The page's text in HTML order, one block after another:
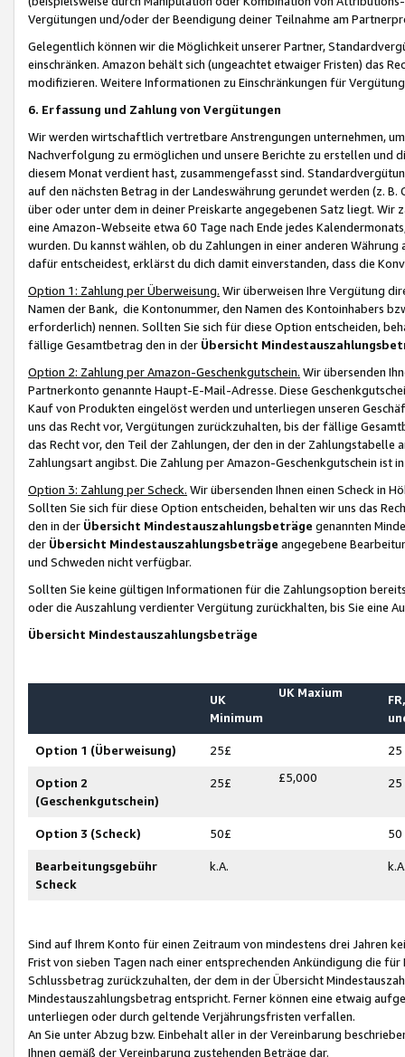
Vergütungen und/oder der Beendigung deiner Teilnahme am
Gelegentlich können wir die Möglichkeit unserer Partner,
einschränken. Amazon behält sich (ungeachtet etwaiger Fristen) das
modifizieren. Weitere Informationen zu Einschränkungen für
6. Erfassung und Zahlung von Vergütungen
Wir werden wirtschaftlich vertretbare Anstrengungen unternehmen,
Nachverfolgung zu ermöglichen und unsere Berichte zu erstellen und
diesem Monat verdient hast, zusammengefasst sind.
auf den nächsten Betrag in der Landeswährung gerundet werden (z.
über oder unter dem in deiner Preiskarte angegebenen Satz liegt.
eine Amazon-Webseite etwa 60 Tage nach Ende jedes
wurden. Du kannst wählen, ob du Zahlungen in einer anderen
dafür entscheidest, erklärst du dich damit einverstanden, dass die
Option 1: Zahlung per Überweisung. Wir überweisen Ihre Vergütung
Namen der Bank, die Kontonummer, den Namen des Kontoinhabers
erforderlich) nennen. Sollten Sie sich für diese Option entscheiden,
fällige Gesamtbetrag den in der Übersicht
Option 2: Zahlung per Amazon-Geschenkgutschein. Wir übersenden
Partnerkonto genannte Haupt-E-Mail-Adresse. Diese
Kauf von Produkten eingelöst werden und unterliegen unseren
uns das Recht vor, Vergütungen zurückzuhalten, bis der fällige
das Recht vor, den Teil der Zahlungen, der den in der
Zahlungsart angibst. Die Zahlung per Amazon-Geschenkgutschein ist
Option 3: Zahlung per Scheck. Wir übersenden Ihnen einen Scheck in
Sollten Sie sich für diese Option entscheiden, behalten wir uns das
den in der Übersicht Mindestauszahlungsbeträge genannten
der Übersicht Mindestauszahlungsbeträge angegebene
und Schweden nicht verfügbar.
Sollten Sie keine gültigen Informationen für die Zahlungsoption
oder die Auszahlung verdienter Vergütung zurückhalten, bis Sie
Übersicht Mindestauszahlungsbeträge
UK
Minimum
UK Maxium
Option 1 (Überweisung) 25£ 25
Option 2
(Geschenkgutschein)
25£ £5,000 25
Option 3 (Scheck) 50£ 50
Bearbeitungsgebühr
Scheck
k.A.
Sind auf Ihrem Konto für einen Zeitraum von mindestens drei Jahren
Frist von sieben Tagen nach einer entsprechenden Ankündigung die
Schlussbetrag zurückzuhalten, der dem in der Übersicht
Mindestauszahlungsbetrag entspricht. Ferner können eine etwaig
unterliegen oder durch geltende Verjährungsfristen verfallen.
An Sie unter Abzug bzw. Einbehalt aller in der Vereinbarung
Ihnen gemäß der Vereinbarung zustehenden Beträge dar.